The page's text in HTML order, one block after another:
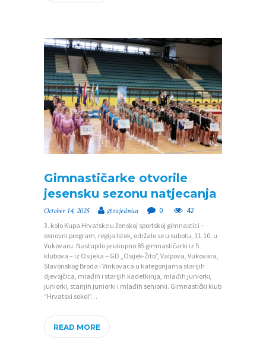
Gimnastičarke otvorile
jesensku sezonu natjecanja
October 14, 2025 @zajednica 0 42
3. kolo Kupa Hrvatske u ženskoj sportskoj gimnastici –
osnovni program, regija Istok, održalo se u subotu, 11.10. u
Vukovaru. Nastupilo je ukupno 85 gimnastičarki iz 5
klubova – iz Osijeka – GD „Osijek-Žito”, Valpova, Vukovara,
Slavonskog Broda i Vinkovaca u kategorijama starijih
djevojčica, mlađih i starijih kadetkinja, mlađih juniorki,
juniorki, starijih juniorki i mlađih seniorki. Gimnastički klub
“Hrvatski sokol”…
READ MORE